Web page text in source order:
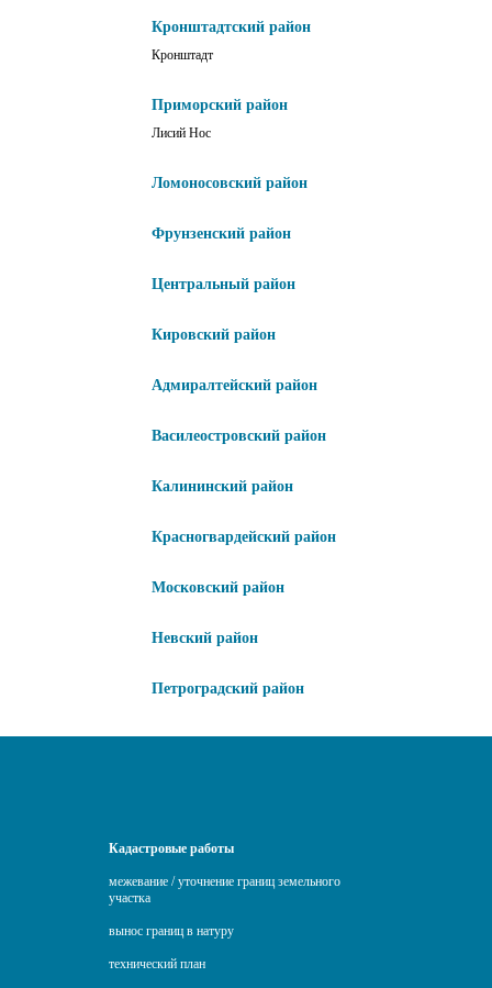
Кронштадтский район
Кронштадт
Приморский район
Лисий Нос
Ломоносовский район
Фрунзенский район
Центральный район
Кировский район
Адмиралтейский район
Василеостровский район
Калининский район
Красногвардейский район
Московский район
Невский район
Петроградский район
Кадастровые работы
межевание / уточнение границ земельного
участка
вынос границ в натуру
технический план